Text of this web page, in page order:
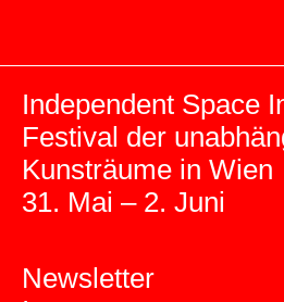
Independent Space
Festival der
Kunsträume in Wien
31. Mai – 2. Juni
Newsletter